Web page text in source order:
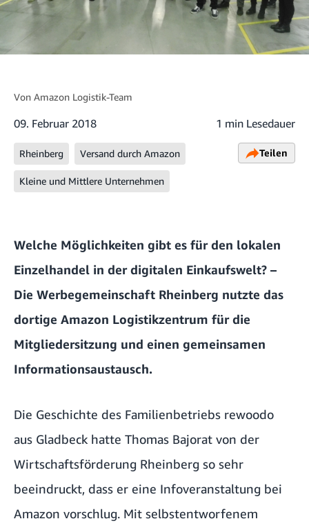
Von Amazon Logistik-Team
09. Februar 2018 1 min Lesedauer
Rheinberg Versand durch Amazon
Kleine und Mittlere Unternehmen
Teilen
Welche Möglichkeiten gibt es für den lokalen
Einzelhandel in der digitalen Einkaufswelt? –
Die Werbegemeinschaft Rheinberg nutzte das
dortige Amazon Logistikzentrum für die
Mitgliedersitzung und einen gemeinsamen
Informationsaustausch.
Die Geschichte des Familienbetriebs rewoodo
aus Gladbeck hatte Thomas Bajorat von der
Wirtschaftsförderung Rheinberg so sehr
beeindruckt, dass er eine Infoveranstaltung bei
Amazon vorschlug. Mit selbstentworfenem